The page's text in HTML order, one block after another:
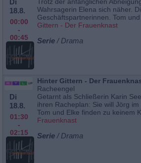
18.8.
00:00
-
00:45
Wahrsagerin Elena sich näher.
Geschäftspartnerinnen. Tom
Gittern - Der Frauenknast
Serie / Drama
Di
18.8.
01:30
-
02:15
Hinter Gittern - Der
Racheengel
Getarnt als Schließerin Karin
ihren Racheplan: Sie will Jörg
Tom und Elke finden zu keinem
Frauenknast
Serie / Drama